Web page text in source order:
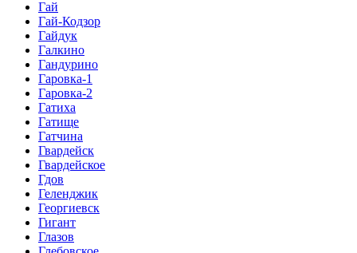
Гай
Гай-Кодзор
Гайдук
Галкино
Гандурино
Гаровка-1
Гаровка-2
Гатиха
Гатище
Гатчина
Гвардейск
Гвардейское
Гдов
Геленджик
Георгиевск
Гигант
Глазов